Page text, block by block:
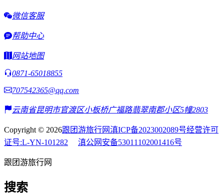
微信客服
帮助中心
网站地图
0871-65018855
707542365@qq.com
云南省昆明市官渡区小板桥广福路翡翠南郡小区5幢2803
Copyright © 2026跟团游旅行网滇ICP备2023002089号经营许可
证号:L-YN-101282
滇公网安备53011102001416号
跟团游旅行网
搜索